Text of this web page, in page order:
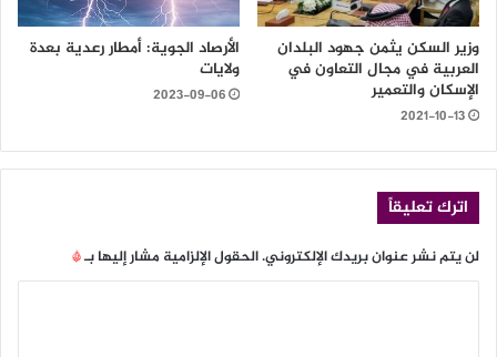
وزير السكن يثمن جهود البلدان
العربية في مجال التعاون في
الإسكان والتعمير
2021-10-13
الأرصاد الجوية: أمطار رعدية بعدة
ولايات
2023-09-06
اترك تعليقاً
لن يتم نشر عنوان بريدك الإلكتروني.الحقول الإلزامية مشار إليها بـ*